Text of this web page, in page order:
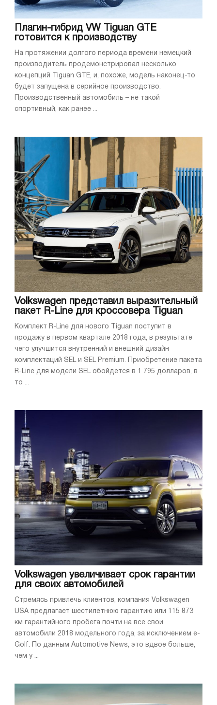
Плагин-гибрид VW Tiguan GTE
готовится к производству
На протяжении долгого периода времени немецкий
производитель продемонстрировал несколько
концепций Tiguan GTE, и, похоже, модель наконец-то
будет запущена в серийное производство.
Производственный автомобиль – не такой
спортивный, как ранее ...
Volkswagen представил выразительный
пакет R-Line для кроссовера Tiguan
Комплект R-Line для нового Tiguan поступит в
продажу в первом квартале 2018 года, в результате
чего улучшится внутренний и внешний дизайн
комплектаций SEL и SEL Premium. Приобретение пакета
R-Line для модели SEL обойдется в 1 795 долларов, в
то ...
Volkswagen увеличивает срок гарантии
для своих автомобилей
Стремясь привлечь клиентов, компания Volkswagen
USA предлагает шестилетнюю гарантию или 115 873
км гарантийного пробега почти на все свои
автомобили 2018 модельного года, за исключением e-
Golf. По данным Automotive News, это вдвое больше,
чем у ...